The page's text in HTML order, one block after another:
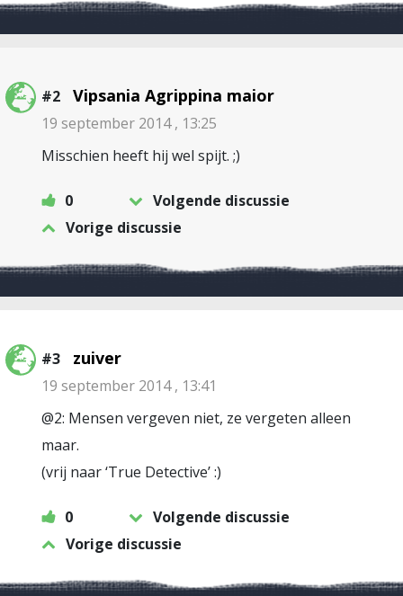
#2 Vipsania Agrippina maior
19 september 2014 , 13:25
Misschien heeft hij wel spijt. ;)
0
Volgende discussie
Vorige discussie
#3 zuiver
19 september 2014 , 13:41
@2: Mensen vergeven niet, ze vergeten alleen
maar.
(vrij naar ‘True Detective’ :)
0
Volgende discussie
Vorige discussie